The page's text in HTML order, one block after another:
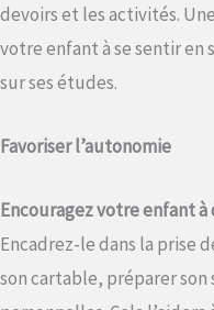
devoirs et les activités.
votre enfant à se sentir en
sur ses études.
Favoriser l’autonomie
Encouragez votre enfant
Encadrez-le dans la prise
son cartable, préparer son